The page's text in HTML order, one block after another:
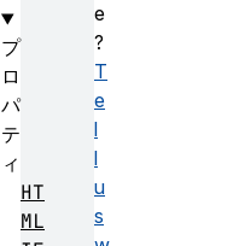
e
?
T
e
l
l
u
s
プ
ロ
パ
テ
ィ
HT
ML